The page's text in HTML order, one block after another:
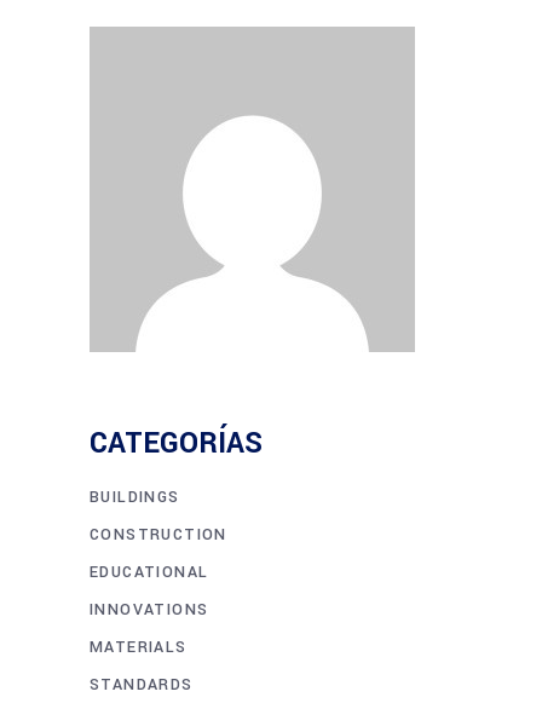
CATEGORÍAS
BUILDINGS
CONSTRUCTION
EDUCATIONAL
INNOVATIONS
MATERIALS
STANDARDS